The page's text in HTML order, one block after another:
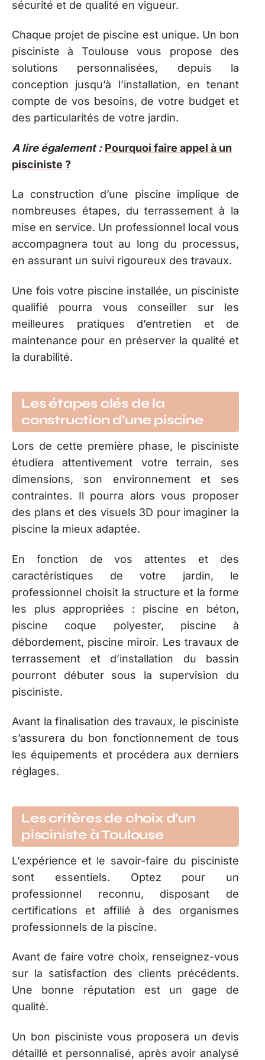
sécurité et de qualité en vigueur.
Chaque projet de piscine est unique. Un bon
pisciniste à Toulouse vous propose des
solutions personnalisées, depuis la
conception jusqu’à l’installation, en tenant
compte de vos besoins, de votre budget et
des particularités de votre jardin.
A lire également : Pourquoi faire appel à un
pisciniste ?
La construction d’une piscine implique de
nombreuses étapes, du terrassement à la
mise en service. Un professionnel local vous
accompagnera tout au long du processus,
en assurant un suivi rigoureux des travaux.
Une fois votre piscine installée, un pisciniste
qualifié pourra vous conseiller sur les
meilleures pratiques d’entretien et de
maintenance pour en préserver la qualité et
la durabilité.
Les étapes clés de la
construction d’une piscine
Lors de cette première phase, le pisciniste
étudiera attentivement votre terrain, ses
dimensions, son environnement et ses
contraintes. Il pourra alors vous proposer
des plans et des visuels 3D pour imaginer la
piscine la mieux adaptée.
En fonction de vos attentes et des
caractéristiques de votre jardin, le
professionnel choisit la structure et la forme
les plus appropriées : piscine en béton,
piscine coque polyester, piscine à
débordement, piscine miroir. Les travaux de
terrassement et d’installation du bassin
pourront débuter sous la supervision du
pisciniste.
Avant la finalisation des travaux, le pisciniste
s’assurera du bon fonctionnement de tous
les équipements et procédera aux derniers
réglages.
Les critères de choix d’un
pisciniste à Toulouse
L’expérience et le savoir-faire du pisciniste
sont essentiels. Optez pour un
professionnel reconnu, disposant de
certifications et affilié à des organismes
professionnels de la piscine.
Avant de faire votre choix, renseignez-vous
sur la satisfaction des clients précédents.
Une bonne réputation est un gage de
qualité.
Un bon pisciniste vous proposera un devis
détaillé et personnalisé, après avoir analysé